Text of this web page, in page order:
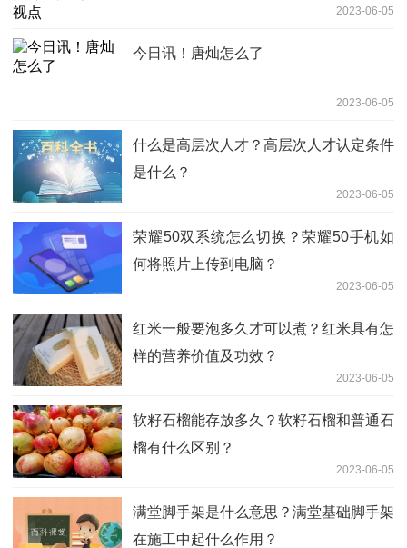
2023-06-05
今日讯！唐灿怎么了
2023-06-05
什么是高层次人才？高层次人才认定条件
是什么？
2023-06-05
荣耀50双系统怎么切换？荣耀50手机如
何将照片上传到电脑？
2023-06-05
红米一般要泡多久才可以煮？红米具有怎
样的营养价值及功效？
2023-06-05
软籽石榴能存放多久？软籽石榴和普通石
榴有什么区别？
2023-06-05
满堂脚手架是什么意思？满堂基础脚手架
在施工中起什么作用？